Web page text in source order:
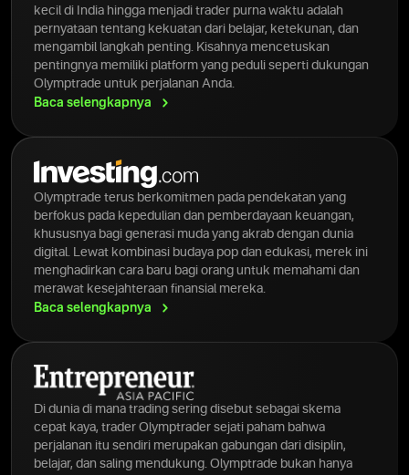
kecil di India hingga menjadi trader purna waktu adalah
pernyataan tentang kekuatan dari belajar, ketekunan, dan
mengambil langkah penting. Kisahnya mencetuskan
pentingnya memiliki platform yang peduli seperti dukungan
Olymptrade untuk perjalanan Anda.
Baca selengkapnya
Olymptrade terus berkomitmen pada pendekatan yang
berfokus pada kepedulian dan pemberdayaan keuangan,
khususnya bagi generasi muda yang akrab dengan dunia
digital. Lewat kombinasi budaya pop dan edukasi, merek ini
menghadirkan cara baru bagi orang untuk memahami dan
merawat kesejahteraan finansial mereka.
Baca selengkapnya
Di dunia di mana trading sering disebut sebagai skema
cepat kaya, trader Olymptrader sejati paham bahwa
perjalanan itu sendiri merupakan gabungan dari disiplin,
belajar, dan saling mendukung. Olymptrade bukan hanya